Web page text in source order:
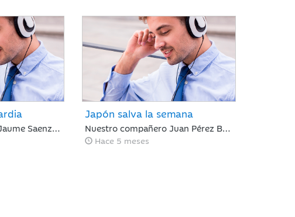
Nuestro compañero Jaume Saenz de Santamaría de Area de Negocio, repasa una semana marcada por la rotación sectorial. Los inversores se han centrado en vender “todo aquello con riesgo de ser disrumpido por la IA”, poniendo el foco en el software, y en comprar energía, infraestructura o compañías industriales.
Japón salva la semana
Nuestro compañero Juan Pérez Bonilla de Area de Negocio, repasa una semana plana para Europa y negativa para Estados Unidos, en la que la renta variable japonesa ha destacado, impulsada por la victoria electoral del LPD.
Hace 5 meses